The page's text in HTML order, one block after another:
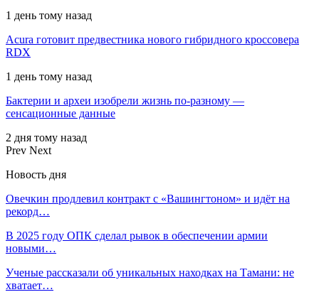
1 день тому назад
Acura готовит предвестника нового гибридного кроссовера
RDX
1 день тому назад
Бактерии и археи изобрели жизнь по-разному —
сенсационные данные
2 дня тому назад
Prev Next
Новость дня
Овечкин продлевил контракт с «Вашингтоном» и идёт на
рекорд…
В 2025 году ОПК сделал рывок в обеспечении армии
новыми…
Ученые рассказали об уникальных находках на Тамани: не
хватает…